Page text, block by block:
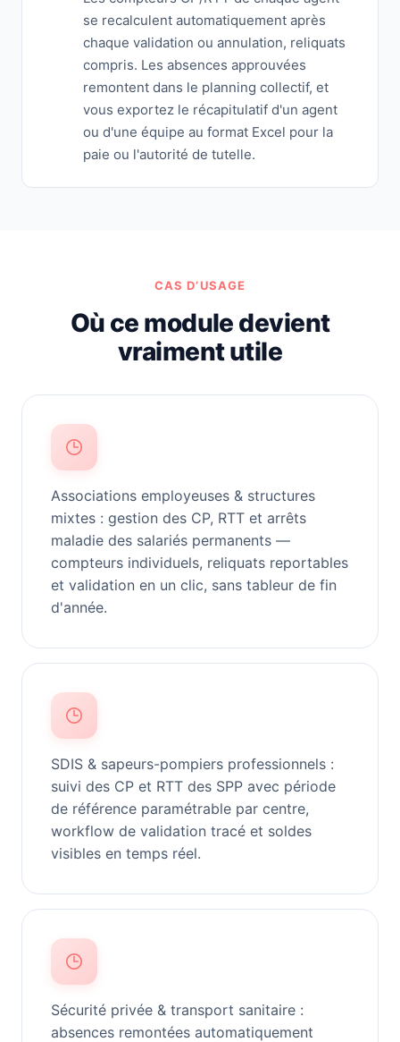
se recalculent automatiquement après
chaque validation ou annulation, reliquats
compris. Les absences approuvées
remontent dans le planning collectif, et
vous exportez le récapitulatif d'un agent
ou d'une équipe au format Excel pour la
paie ou l'autorité de tutelle.
CAS D’USAGE
Où ce module devient
vraiment utile
Associations employeuses & structures
mixtes : gestion des CP, RTT et arrêts
maladie des salariés permanents —
compteurs individuels, reliquats reportables
et validation en un clic, sans tableur de fin
d'année.
SDIS & sapeurs-pompiers professionnels :
suivi des CP et RTT des SPP avec période
de référence paramétrable par centre,
workflow de validation tracé et soldes
visibles en temps réel.
Sécurité privée & transport sanitaire :
absences remontées automatiquement